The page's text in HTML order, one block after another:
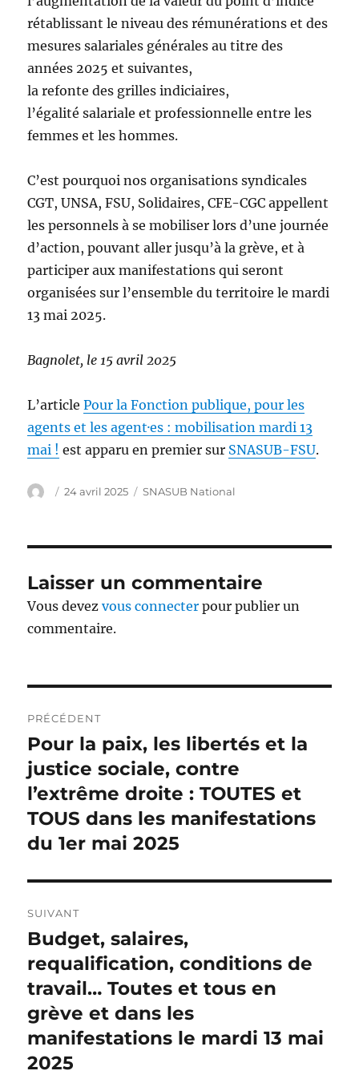
rétablissant le niveau des rémunérations et des
mesures salariales générales au titre des
années 2025 et suivantes,
la refonte des grilles indiciaires,
l’égalité salariale et professionnelle entre les
femmes et les hommes.
C’est pourquoi nos organisations syndicales
CGT, UNSA, FSU, Solidaires, CFE-CGC appellent
les personnels à se mobiliser lors d’une journée
d’action, pouvant aller jusqu’à la grève, et à
participer aux manifestations qui seront
organisées sur l’ensemble du territoire le mardi
13 mai 2025.
Bagnolet, le 15 avril 2025
L’articlePour la Fonction publique, pour les
agents et les agent·es : mobilisation mardi 13
mai ! est apparu en premier sur SNASUB-FSU.
Auteur
Publié
24 avril 2025 Catégories
SNASUB National
Laisser un commentaire
Vous devezvous connecter pour publier un
commentaire.
de
l’article
PRÉCÉDENT
Publication
précédente :
Pour la paix, les libertés et la
justice sociale, contre
l’extrême droite : TOUTES et
TOUS dans les manifestations
du 1er mai 2025
SUIVANT
Publication
suivante :
Budget, salaires,
requalification, conditions de
travail… Toutes et tous en
grève et dans les
manifestations le mardi 13 mai
2025